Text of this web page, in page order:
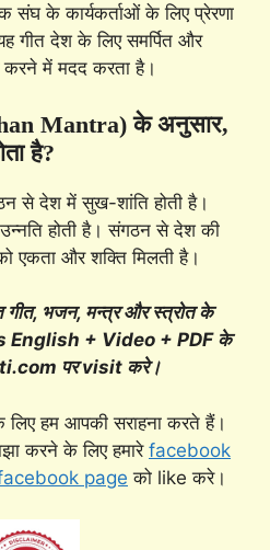
संघ के कार्यकर्ताओं के लिए प्रेरणा
गीत देश के लिए समर्पित और
करने में मदद करता है।
Mantra) के अनुसार,
है?
से देश में सुख-शांति होती है।
होती है। संगठन से देश की
एकता और शक्ति मिलती है।
गीत, भजन, मन्त्र और स्त्रोत के
+ Video + PDF के
पर visit करे।
हम आपकी सराहना करते हैं।
करने के लिए हमारे facebook
page को like करे।